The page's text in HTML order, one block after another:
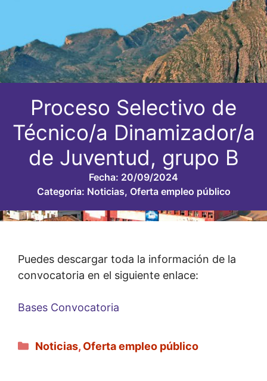
Proceso Selectivo de
Técnico/a Dinamizador/a
de Juventud, grupo B
Fecha: 20/09/2024
Categoria: Noticias, Oferta empleo público
Puedes descargar toda la información de la
convocatoria en el siguiente enlace:
Bases Convocatoria
Categorías
Noticias, Oferta empleo público